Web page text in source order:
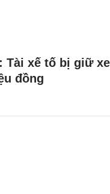
Tài xế tố bị giữ
đồng